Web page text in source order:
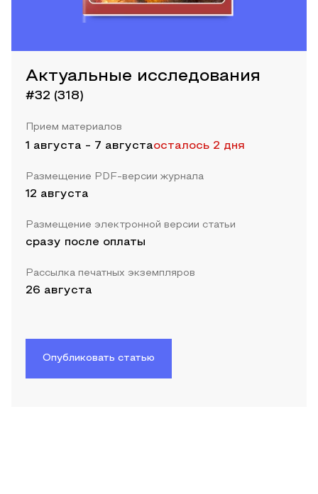
Актуальные исследования
#32 (318)
Прием материалов
1 августа - 7 августаосталось 2 дня
Размещение PDF-версии журнала
12 августа
Размещение электронной версии статьи
сразу после оплаты
Рассылка печатных экземпляров
26 августа
Опубликовать статью